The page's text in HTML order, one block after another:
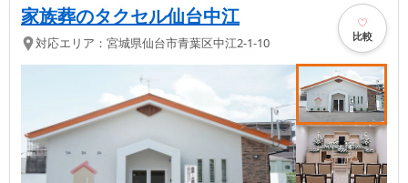
家族葬のタクセル仙台中江
対応エリア： 宮城県仙台市青葉区中江2-1-10 比較